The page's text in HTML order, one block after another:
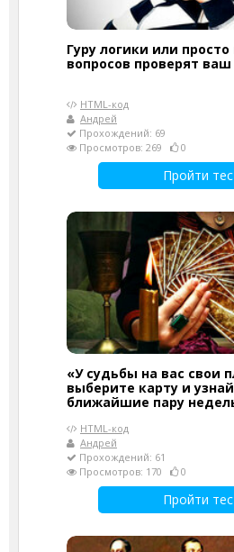
Гуру логики или просто
вопросов проверят
HTML-код
Андрей
Прохождений: 69
Просмотров: 269
0
Пройти
«У судьбы на вас свои
выберите карту и
ближайшие пару
HTML-код
Андрей
Прохождений: 61
Просмотров: 170
0
Пройти